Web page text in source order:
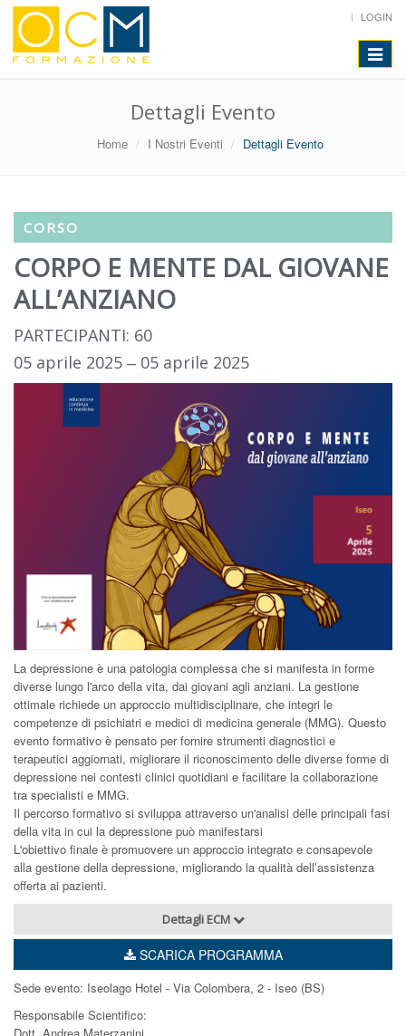
LOGIN
Toggle
Dettagli Evento
Home I Nostri Eventi Dettagli Evento
CORSO
CORPO E MENTE DAL GIOVANE
ALL’ANZIANO
PARTECIPANTI: 60
05 aprile 2025 ‒ 05 aprile 2025
La depressione è una patologia complessa che si manifesta in forme
diverse lungo l'arco della vita, dai giovani agli anziani. La gestione
ottimale richiede un approccio multidisciplinare, che integri le
competenze di psichiatri e medici di medicina generale (MMG). Questo
evento formativo è pensato per fornire strumenti diagnostici e
terapeutici aggiornati, migliorare il riconoscimento delle diverse forme di
depressione nei contesti clinici quotidiani e facilitare la collaborazione
tra specialisti e MMG.
Il percorso formativo si sviluppa attraverso un'analisi delle principali fasi
della vita in cui la depressione può manifestarsi
L'obiettivo finale è promuovere un approccio integrato e consapevole
alla gestione della depressione, migliorando la qualità dell’assistenza
offerta ai pazienti.
Dettagli ECM
SCARICA PROGRAMMA
Sede evento: Iseolago Hotel - Via Colombera, 2 - Iseo (BS)
Responsabile Scientifico:
Dott. Andrea Materzanini